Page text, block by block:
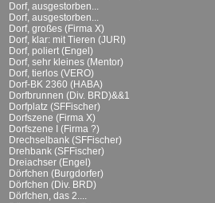
Dorf, ausgestorben...
Dorf, ausgestorben...
Dorf, großes (Firma X)
Dorf, klar: mit Tieren (JURI)
Dorf, poliert (Engel)
Dorf, sehr kleines (Mentor)
Dorf, tierlos (VERO)
Dorf-BK 2360 (HABA)
Dorfbrunnen (Div. BRD)&&1
Dorfplatz (SFFischer)
Dorfszene (Firma X)
Dorfszene I (Firma ?)
Drechselbank (SFFischer)
Drehbank (SFFischer)
Dreiachser (Engel)
Dörfchen (Burgdorfer)
Dörfchen (Div. BRD)
Dörfchen, das 2....